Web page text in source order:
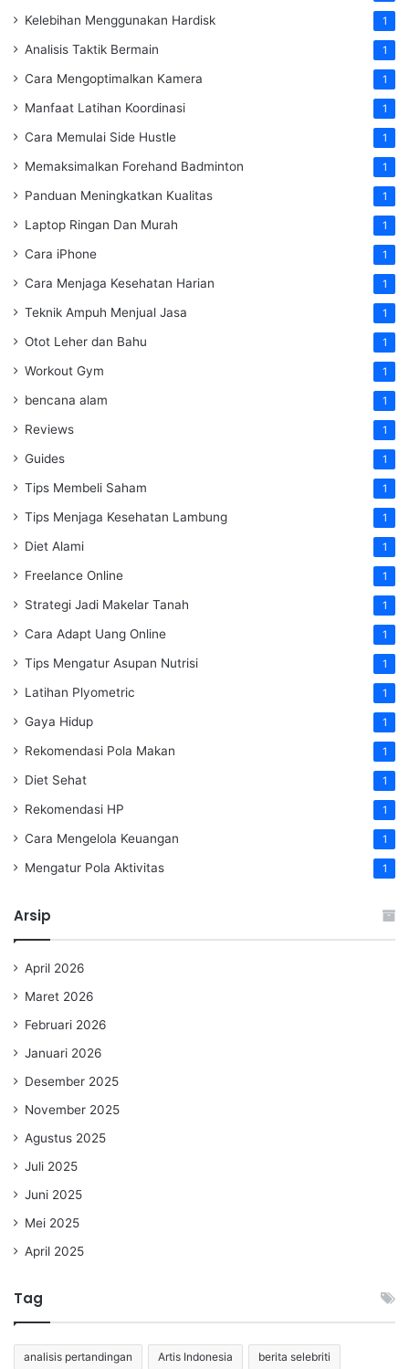
Kelebihan Menggunakan Hardisk 1
Analisis Taktik Bermain 1
Cara Mengoptimalkan Kamera 1
Manfaat Latihan Koordinasi 1
Cara Memulai Side Hustle 1
Memaksimalkan Forehand Badminton 1
Panduan Meningkatkan Kualitas 1
Laptop Ringan Dan Murah 1
Cara iPhone 1
Cara Menjaga Kesehatan Harian 1
Teknik Ampuh Menjual Jasa 1
Otot Leher dan Bahu 1
Workout Gym 1
bencana alam 1
Reviews 1
Guides 1
Tips Membeli Saham 1
Tips Menjaga Kesehatan Lambung 1
Diet Alami 1
Freelance Online 1
Strategi Jadi Makelar Tanah 1
Cara Adapt Uang Online 1
Tips Mengatur Asupan Nutrisi 1
Latihan Plyometric 1
Gaya Hidup 1
Rekomendasi Pola Makan 1
Diet Sehat 1
Rekomendasi HP 1
Cara Mengelola Keuangan 1
Mengatur Pola Aktivitas 1
Arsip
April 2026
Maret 2026
Februari 2026
Januari 2026
Desember 2025
November 2025
Agustus 2025
Juli 2025
Juni 2025
Mei 2025
April 2025
Tag
analisis pertandingan Artis Indonesia berita selebriti